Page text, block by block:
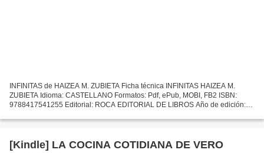
INFINITAS de HAIZEA M. ZUBIETA Ficha técnica INFINITAS HAIZEA M.
ZUBIETA Idioma: CASTELLANO Formatos: Pdf, ePub, MOBI, FB2 ISBN:
9788417541255 Editorial: ROCA EDITORIAL DE LIBROS Año de edición:
[Kindle] LA COCINA COTIDIANA DE VERO